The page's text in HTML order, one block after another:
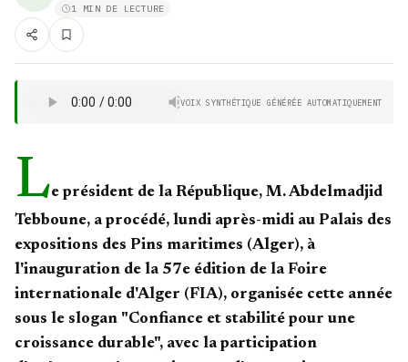
1 MIN DE LECTURE
VOIX SYNTHÉTIQUE GÉNÉRÉE AUTOMATIQUEMENT
Le président de la République, M. Abdelmadjid
Tebboune, a procédé, lundi après-midi au Palais des
expositions des Pins maritimes (Alger), à
l'inauguration de la 57e édition de la Foire
internationale d'Alger (FIA), organisée cette année
sous le slogan "Confiance et stabilité pour une
croissance durable", avec la participation